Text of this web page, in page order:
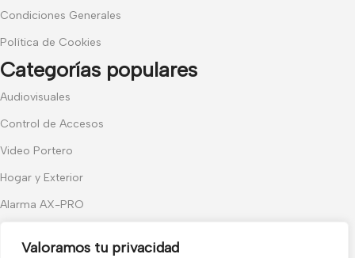
Valoramos tu privacidad
Condiciones Generales
Política de Cookies
Categorías populares
Audiovisuales
Control de Accesos
Video Portero
Hogar y Exterior
Alarma AX-PRO